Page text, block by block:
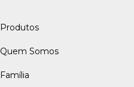
Produtos
Quem Somos
Família